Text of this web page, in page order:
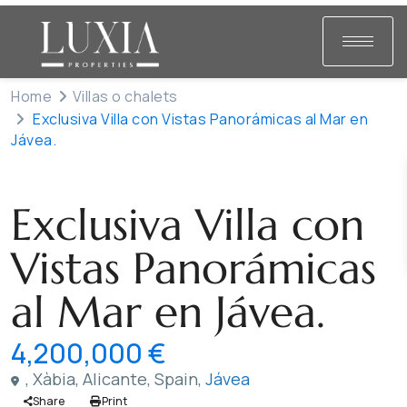
Home
Villas o chalets
Exclusiva Villa con Vistas Panorámicas al Mar en
Jávea.
Exclusiva Villa con
Vistas Panorámicas
al Mar en Jávea.
4,200,000 €
, Xàbia, Alicante, Spain, Jávea
Share Print